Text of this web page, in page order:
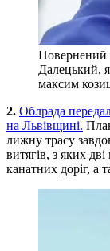
Повернений
Далецький,
максим
2. Облрада
на Львівщині.
лижну трасу
витягів, з яких
канатних доріг, а